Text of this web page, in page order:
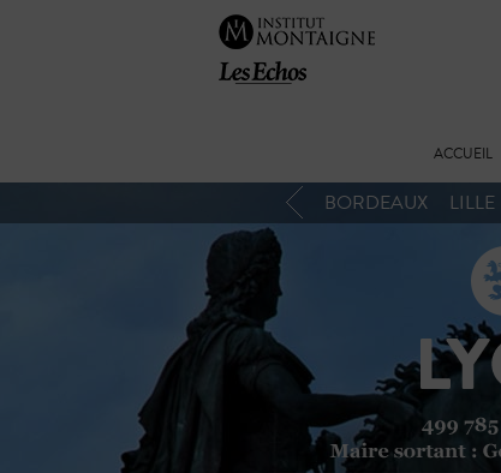
ACCUEIL
BORDEAUX LILLE